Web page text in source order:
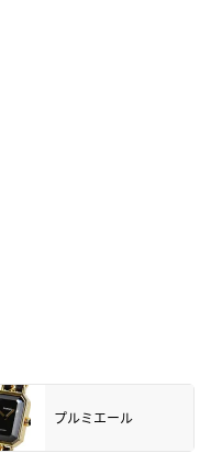
プルミエール